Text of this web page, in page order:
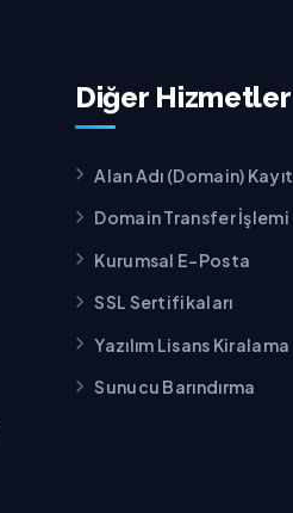
Diğer Hizmetler
Alan Adı (Domain) Kayıt
Domain Transfer İşlemi
Kurumsal E-Posta
SSL Sertifikaları
Yazılım Lisans Kiralama
Sunucu Barındırma